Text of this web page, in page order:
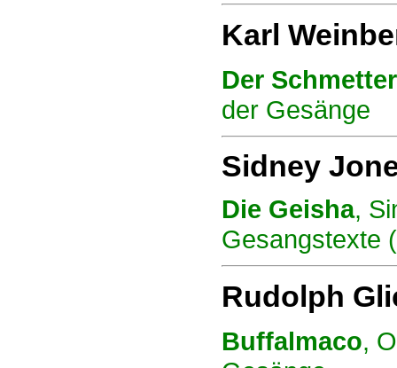
Karl
Der
der Gesänge
Sidney
Die Geisha,
Gesangstexte
Rudolph
Buffalmaco,